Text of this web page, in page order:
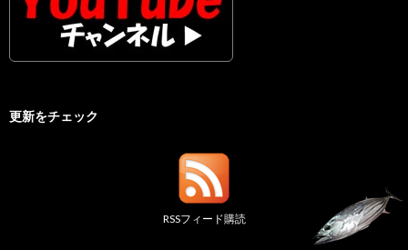
更新をチェック
RSSフィード購読